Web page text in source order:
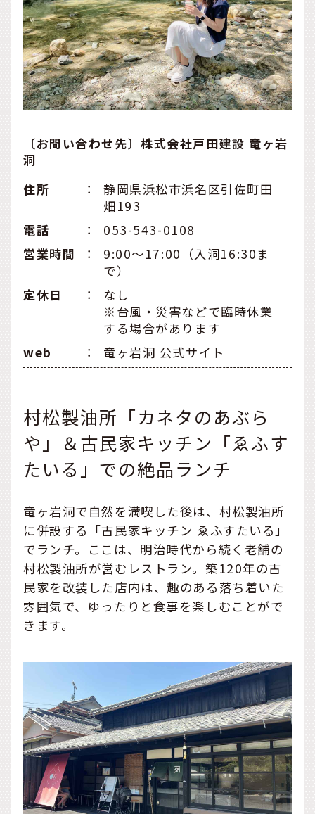
〔お問い合わせ先〕株式会社戸田建設 竜ヶ岩
洞
住所
：
静岡県浜松市浜名区引佐町田
畑193
電話
：
053-543-0108
営業時間
：
9:00〜17:00（入洞16:30ま
で）
定休日
：
なし
※台風・災害などで臨時休業
する場合があります
web
： 竜ヶ岩洞 公式サイト
村松製油所「カネタのあぶら
や」＆古民家キッチン「ゑふす
たいる」での絶品ランチ
竜ヶ岩洞で自然を満喫した後は、村松製油所
に併設する「古民家キッチン ゑふすたいる」
でランチ。ここは、明治時代から続く老舗の
村松製油所が営むレストラン。築120年の古
民家を改装した店内は、趣のある落ち着いた
雰囲気で、ゆったりと食事を楽しむことがで
きます。